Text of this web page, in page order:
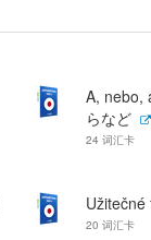
A, nebo,
らなど
24 词汇卡
20 词汇卡